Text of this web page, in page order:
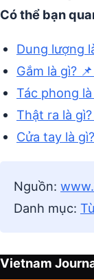
Có thể bạn
Dung lượng
Gắm là gì?
Tác phong
Thật ra là
Cửa tay là
Nguồn:
Danh mục:
Vietnam